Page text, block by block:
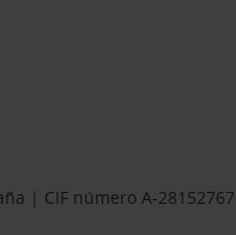
| CIF número A-28152767